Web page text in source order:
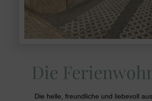
Die
Die helle, freundliche und liebevoll